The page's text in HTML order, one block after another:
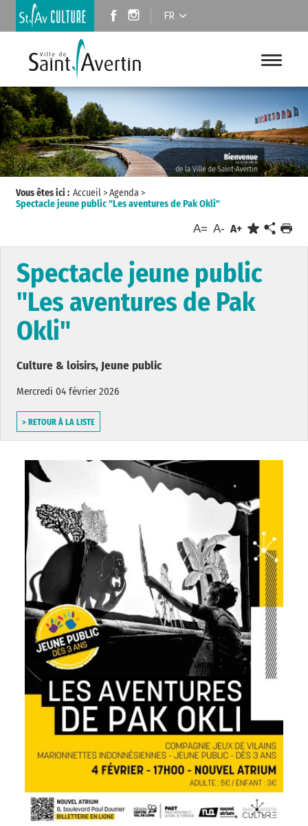
FR
Vous êtes ici : Accueil>Agenda>
Spectacle jeune public "Les aventures de Pak Okli"
A= A- A+
Spectacle jeune public
"Les aventures de Pak
Okli"
Culture & loisirs, Jeune public
Mercredi 04 février 2026
> RETOUR À LA LISTE